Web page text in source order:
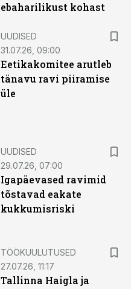
ebaharilikust kohast
UUDISED
31.07.26, 09:00
Eetikakomitee arutleb
tänavu ravi piiramise
üle
UUDISED
29.07.26, 07:00
Igapäevased ravimid
tõstavad eakate
kukkumisriski
TÖÖKUULUTUSED
27.07.26, 11:17
Tallinna Haigla ja